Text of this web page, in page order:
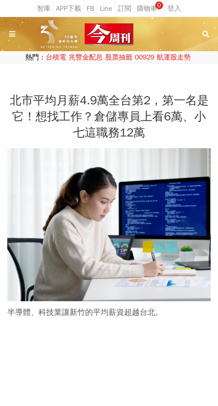
0
熱門： 台積電 兆豐金配息 股票抽籤 00929 航運股走勢
北市平均月薪4.9萬全台第2，第一名是
它！想找工作？倉儲專員上看6萬、小
七這職務12萬
半導體、科技業讓新竹的平均薪資超越台北。